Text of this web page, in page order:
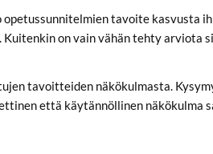
tavoite kasvusta
on vain vähän tehty arviota
tavoitteiden näkökulmasta.
että käytännöllinen näkökulma